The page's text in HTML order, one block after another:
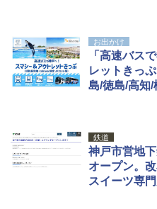
お出かけ
「高速バス
レットきっ
島/徳島/高知/
鉄道
神戸市営地
オープン。
スイーツ専